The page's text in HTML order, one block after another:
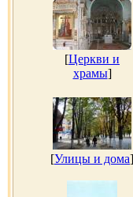
[Церкви и
храмы]
[Улицы и дома]